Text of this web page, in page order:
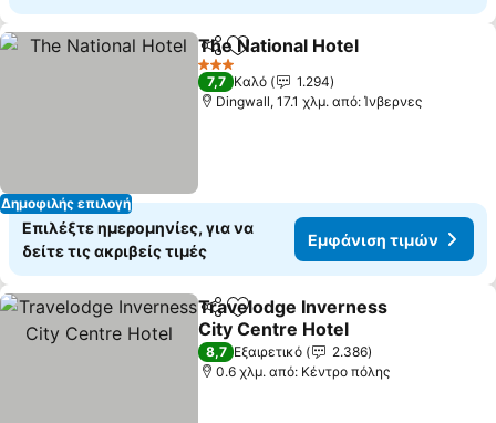
Δημοφιλής επιλογή
Κοινοποίηση
Προσθήκη στα αγαπημένα
The National Hotel
3 Αστέρια
7,7 Καλό
1.294
Dingwall, 17.1 χλμ. από: Ίνβερνες
Επιλέξτε ημερομηνίες, για να
δείτε τις ακριβείς τιμές
Εμφάνιση τιμών
Κοινοποίηση
Προσθήκη στα αγαπημένα
Travelodge Inverness
City Centre Hotel
8,7 Εξαιρετικό
2.386
0.6 χλμ. από: Κέντρο πόλης